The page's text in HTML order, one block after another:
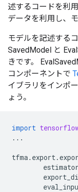
述するコードを利
データを利用し、
モデルを記述する
SavedModel と
きです。
コンポーネントで
イブラリをインポ
ょう。
import
...
tfma. export.
estimator